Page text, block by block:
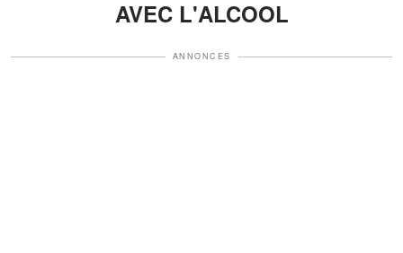
AVEC L'ALCOOL
ANNONCES